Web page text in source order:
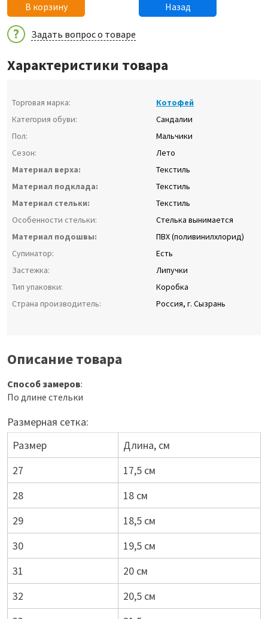
В корзину Назад
Задать вопрос о товаре
Характеристики товара
Торговая марка:
Котофей
Категория обуви:
Сандалии
Пол:
Мальчики
Сезон:
Лето
Материал верха:
Текстиль
Материал подклада:
Текстиль
Материал стельки:
Текстиль
Особенности стельки:
Стелька вынимается
Материал подошвы:
ПВХ (поливинилхлорид)
Супинатор:
Есть
Застежка:
Липучки
Тип упаковки:
Коробка
Страна производитель:
Россия, г. Сызрань
Описание товара
Способ замеров:
По длине стельки
Размерная сетка:
Размер
Длина, см
27
17,5 см
28
18 см
29
18,5 см
30
19,5 см
31
20 см
32
20,5 см